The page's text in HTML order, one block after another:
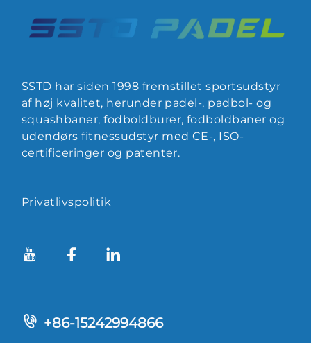
SSTD har siden 1998 fremstillet sportsudstyr
af høj kvalitet, herunder padel-, padbol- og
squashbaner, fodboldburer, fodboldbaner og
udendørs fitnessudstyr med CE-, ISO-
certificeringer og patenter.
Privatlivspolitik
+86-15242994866